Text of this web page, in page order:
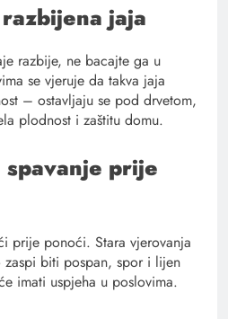
jaja
razbije, ne bacajte ga u
se vjeruje da takva jaja
– ostavljaju se pod drvetom,
plodnost i zaštitu domu.
prije
prije ponoći. Stara vjerovanja
biti pospan, spor i lijen
imati uspjeha u poslovima.